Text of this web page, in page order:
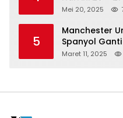
vs
Mei 20, 2025
5
Manchester
Spanyol
Maret 11, 2025